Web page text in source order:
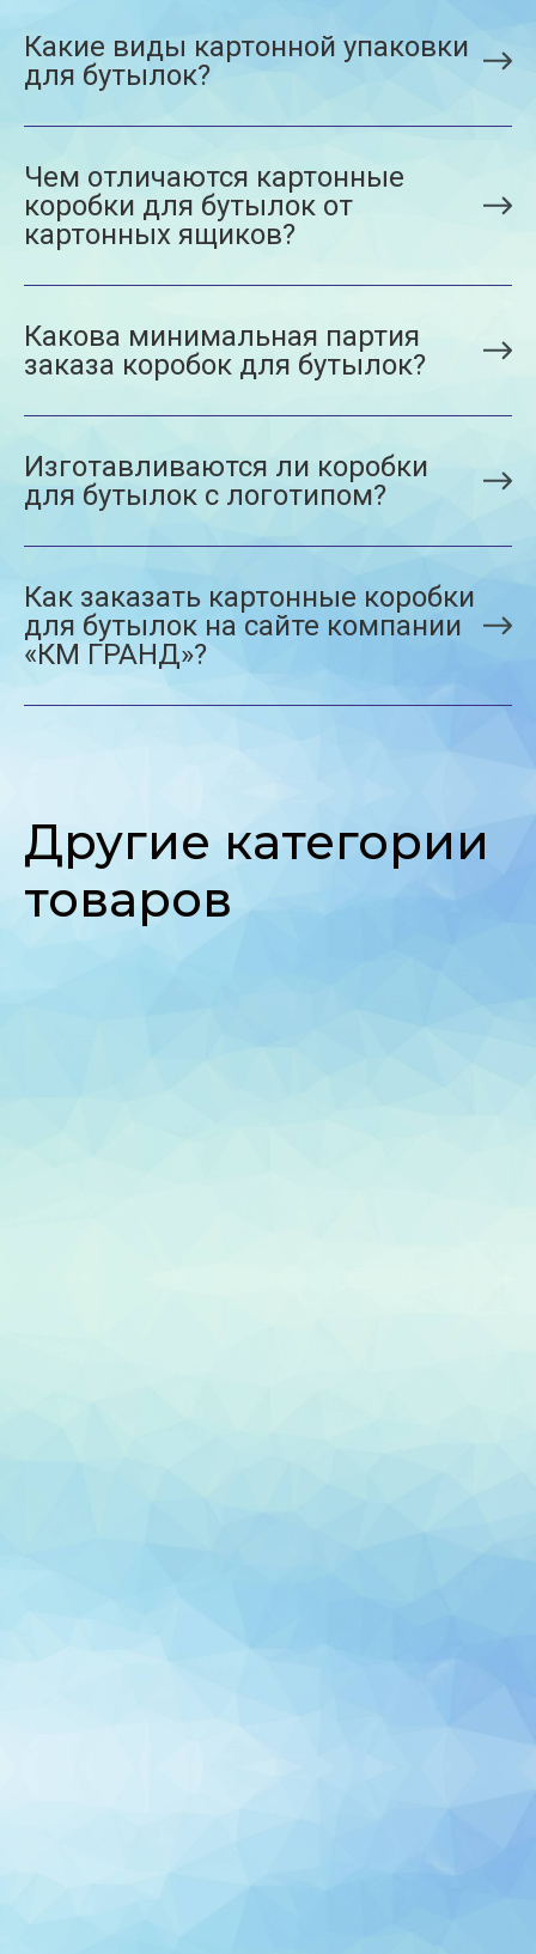
Какие виды картонной упаковки
для бутылок?
Чем отличаются картонные
коробки для бутылок от
картонных ящиков?
Какова минимальная партия
заказа коробок для бутылок?
Изготавливаются ли коробки
для бутылок с логотипом?
Как заказать картонные коробки
для бутылок на сайте компании
«КМ ГРАНД»?
Другие категории
товаров